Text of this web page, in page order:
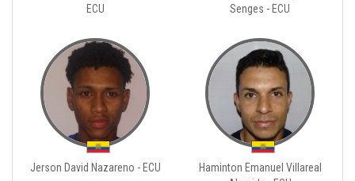
ECU
Senges - ECU
Jerson David Nazareno - ECU
Haminton Emanuel Villareal